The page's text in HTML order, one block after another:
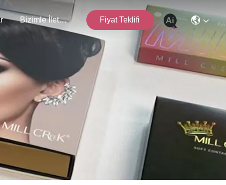
Bizimle İletişim Fiyat Teklifi